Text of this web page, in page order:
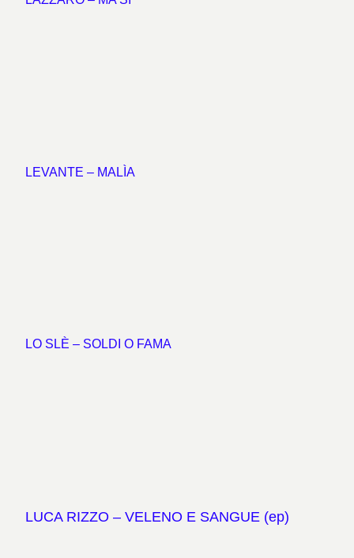
LEVANTE – MALÌA
LO SLÈ – SOLDI O FAMA
LUCA RIZZO – VELENO E SANGUE (ep)